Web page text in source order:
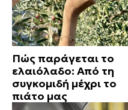
Πώς παράγεται το
ελαιόλαδο: Από τη
συγκομιδή μέχρι το
πιάτο μας